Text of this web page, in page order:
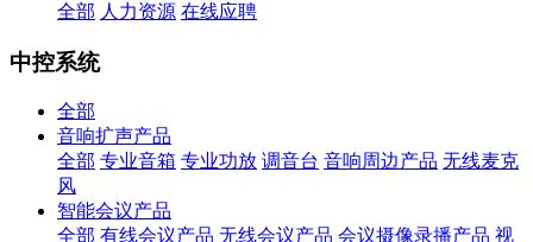
全部 人力资源 在线应聘
中控系统
全部
音响扩声产品
全部 专业音箱 专业功放 调音台 音响周边产品 无线麦克
风
智能会议产品
全部 有线会议产品 无线会议产品 会议摄像录播产品 视